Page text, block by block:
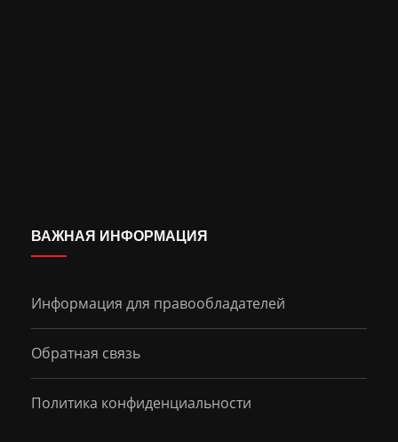
ВАЖНАЯ ИНФОРМАЦИЯ
Информация для правообладателей
Обратная связь
Политика конфиденциальности